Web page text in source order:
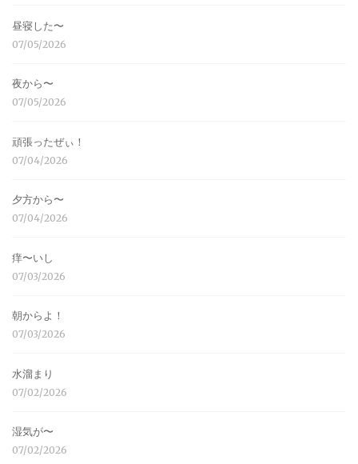
昼寝した〜
07/05/2026
夜から〜
07/05/2026
頑張ったぜぃ！
07/04/2026
夕方から〜
07/04/2026
痒〜いし
07/03/2026
朝からよ！
07/03/2026
水溜まり
07/02/2026
湿気が〜
07/02/2026